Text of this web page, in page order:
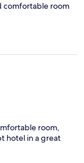
comfortable room
room,
hotel in a great